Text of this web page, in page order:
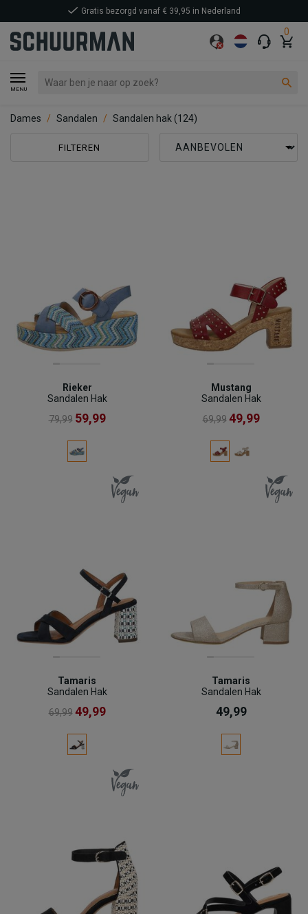
0
MENU
Dames Sandalen Sandalen hak (124)
FILTEREN
Rieker
Sandalen Hak
79,99 59,99
Mustang
Sandalen Hak
69,99 49,99
Tamaris
Sandalen Hak
69,99 49,99
Tamaris
Sandalen Hak
49,99